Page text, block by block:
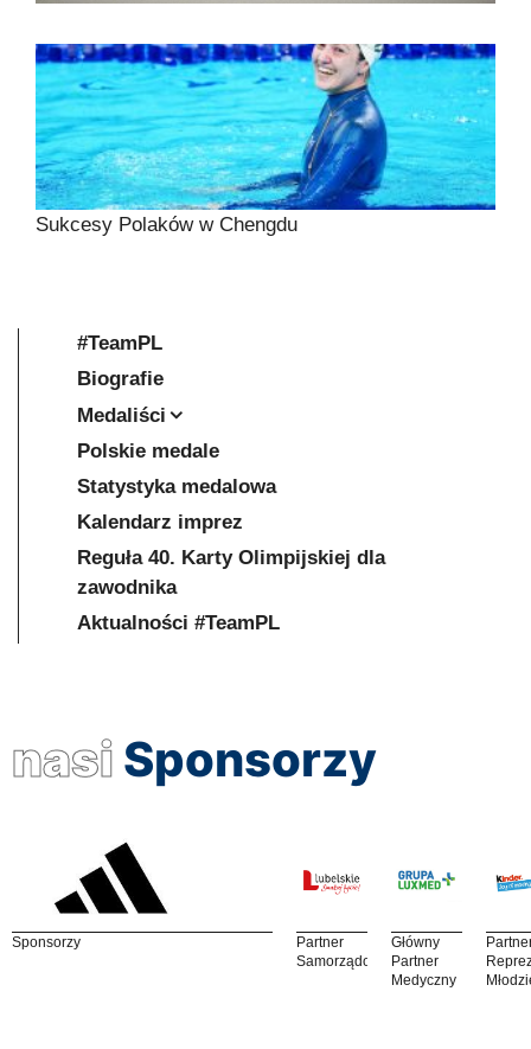
Sukcesy Polaków w Chengdu
#TeamPL
Biografie
Medaliści
Polskie medale
Statystyka medalowa
Kalendarz imprez
Reguła 40. Karty Olimpijskiej dla
zawodnika
Aktualności #TeamPL
nasi Sponsorzy
Sponsorzy
Partner
Samorządowy
Główny
Partner
Medyczny